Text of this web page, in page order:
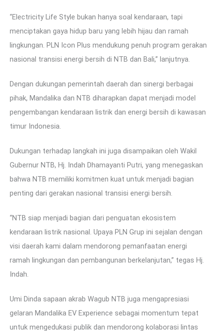
“Electricity Life Style bukan hanya soal kendaraan, tapi
menciptakan gaya hidup baru yang lebih hijau dan ramah
lingkungan. PLN Icon Plus mendukung penuh program gerakan
nasional transisi energi bersih di NTB dan Bali,” lanjutnya.
Dengan dukungan pemerintah daerah dan sinergi berbagai
pihak, Mandalika dan NTB diharapkan dapat menjadi model
pengembangan kendaraan listrik dan energi bersih di kawasan
timur Indonesia.
Dukungan terhadap langkah ini juga disampaikan oleh Wakil
Gubernur NTB, Hj. Indah Dhamayanti Putri, yang menegaskan
bahwa NTB memiliki komitmen kuat untuk menjadi bagian
penting dari gerakan nasional transisi energi bersih.
“NTB siap menjadi bagian dari penguatan ekosistem
kendaraan listrik nasional. Upaya PLN Grup ini sejalan dengan
visi daerah kami dalam mendorong pemanfaatan energi
ramah lingkungan dan pembangunan berkelanjutan,” tegas Hj.
Indah.
Umi Dinda sapaan akrab Wagub NTB juga mengapresiasi
gelaran Mandalika EV Experience sebagai momentum tepat
untuk mengedukasi publik dan mendorong kolaborasi lintas